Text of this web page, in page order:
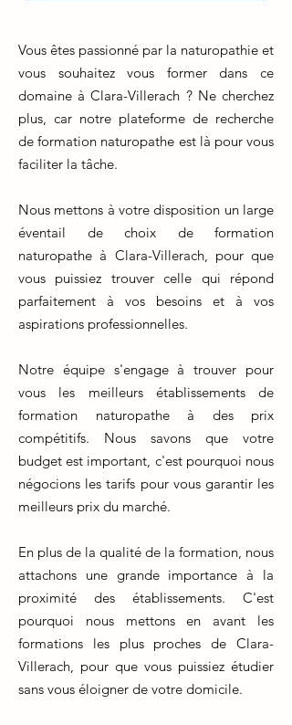
Vous êtes passionné par la naturopathie et
vous souhaitez vous former dans ce
domaine à Clara-Villerach ? Ne cherchez
plus, car notre plateforme de recherche
de formation naturopathe est là pour vous
faciliter la tâche.
Nous mettons à votre disposition un large
éventail de choix de formation
naturopathe à Clara-Villerach, pour que
vous puissiez trouver celle qui répond
parfaitement à vos besoins et à vos
aspirations professionnelles.
Notre équipe s'engage à trouver pour
vous les meilleurs établissements de
formation naturopathe à des prix
compétitifs. Nous savons que votre
budget est important, c'est pourquoi nous
négocions les tarifs pour vous garantir les
meilleurs prix du marché.
En plus de la qualité de la formation, nous
attachons une grande importance à la
proximité des établissements. C'est
pourquoi nous mettons en avant les
formations les plus proches de Clara-
Villerach, pour que vous puissiez étudier
sans vous éloigner de votre domicile.